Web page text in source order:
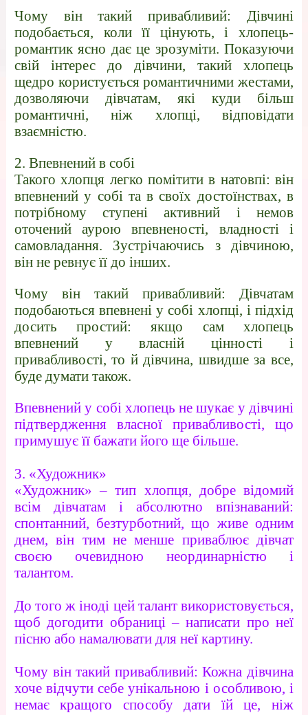
Чому він такий привабливий: Дівчині
подобається, коли її цінують, і хлопець-
романтик ясно дає це зрозуміти. Показуючи
свій інтерес до дівчини, такий хлопець
щедро користується романтичними жестами,
дозволяючи дівчатам, які куди більш
романтичні, ніж хлопці, відповідати
взаємністю.
2. Впевнений в собі
Такого хлопця легко помітити в натовпі: він
впевнений у собі та в своїх достоїнствах, в
потрібному ступені активний і немов
оточений аурою впевненості, владності і
самовладання. Зустрічаючись з дівчиною,
він не ревнує її до інших.
Чому він такий привабливий: Дівчатам
подобаються впевнені у собі хлопці, і підхід
досить простий: якщо сам хлопець
впевнений у власній цінності і
привабливості, то й дівчина, швидше за все,
буде думати також.
Впевнений у собі хлопець не шукає у дівчині
підтвердження власної привабливості, що
примушує її бажати його ще більше.
3. «Художник»
«Художник» – тип хлопця, добре відомий
всім дівчатам і абсолютно впізнаваний:
спонтанний, безтурботний, що живе одним
днем, він тим не менше приваблює дівчат
своєю очевидною неординарністю і
талантом.
До того ж іноді цей талант використовується,
щоб догодити обраниці – написати про неї
пісню або намалювати для неї картину.
Чому він такий привабливий: Кожна дівчина
хоче відчути себе унікальною і особливою, і
немає кращого способу дати їй це, ніж